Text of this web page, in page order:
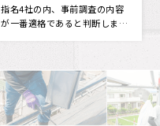
指名4社の内、事前調査の内容
が一番適格であると判断しまし